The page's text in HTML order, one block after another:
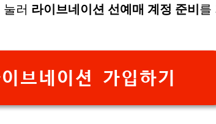
눌러 라이브네이션 선예매 계정 준비를
브네이션 가입하기